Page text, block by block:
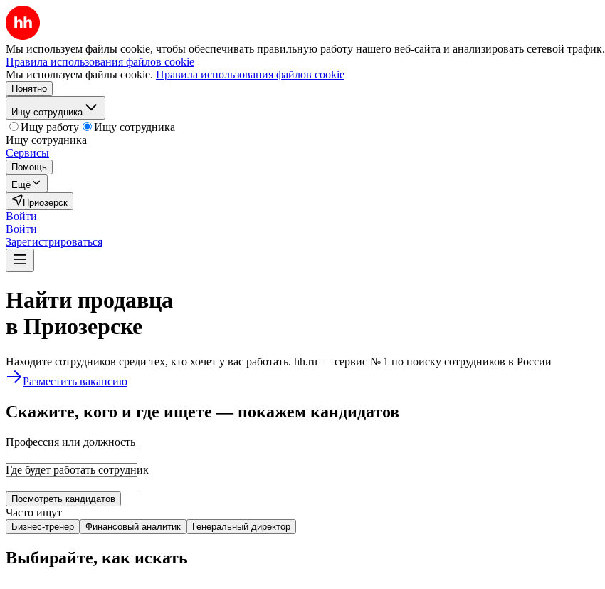
Мы используем файлы cookie, чтобы обеспечивать правильную работу нашего веб-сайта и анализировать сетевой трафик.
Правила использования файлов cookie
Мы используем файлы cookie. Правила использования файлов cookie
Понятно
Ищу сотрудника
Ищу работу
Ищу сотрудника
Ищу сотрудника
Сервисы
Помощь
Ещё
Приозерск
Войти
Войти
Зарегистрироваться
Найти продавца
в Приозерске
Находите сотрудников среди тех, кто хочет у вас работать. hh.ru — сервис № 1 по поиску сотрудников в России
Разместить вакансию
Скажите, кого и где ищете — покажем кандидатов
Профессия или должность
Где будет работать сотрудник
Посмотреть кандидатов
Часто ищут
Бизнес-тренер Финансовый аналитик Генеральный директор
Выбирайте, как искать